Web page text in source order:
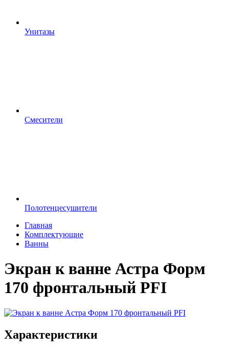
Унитазы
Смесители
Полотенцесушители
Главная
Комплектующие
Ванны
Экран к ванне Астра Форм
170 фронтальный PFI
Характеристики